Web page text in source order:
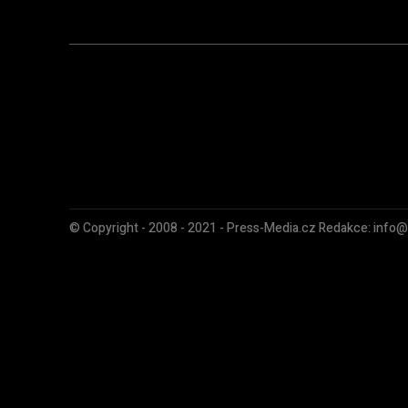
© Copyright - 2008 - 2021 - Press-Media.cz Redakce: